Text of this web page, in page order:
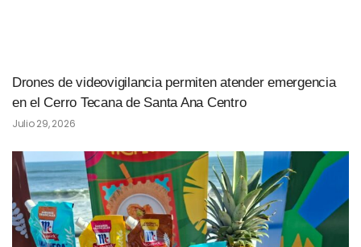
Drones de videovigilancia permiten atender emergencia
en el Cerro Tecana de Santa Ana Centro
Julio 29, 2026